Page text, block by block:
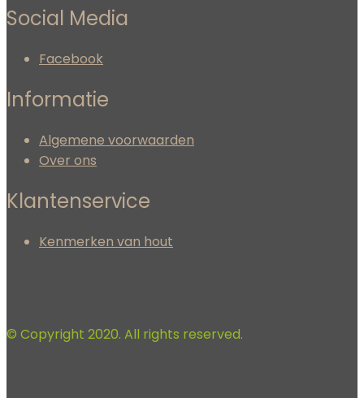
Social Media
Facebook
Informatie
Algemene voorwaarden
Over ons
Klantenservice
Kenmerken van hout
© Copyright 2020. All rights reserved.